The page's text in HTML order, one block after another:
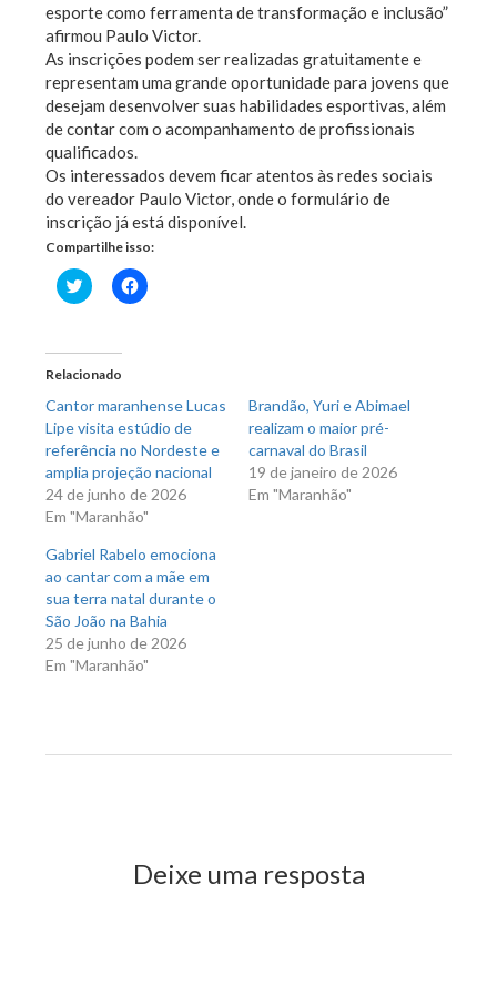
esporte como ferramenta de transformação e inclusão”
afirmou Paulo Victor.
As inscrições podem ser realizadas gratuitamente e
representam uma grande oportunidade para jovens que
desejam desenvolver suas habilidades esportivas, além
de contar com o acompanhamento de profissionais
qualificados.
Os interessados devem ficar atentos às redes sociais
do vereador Paulo Victor, onde o formulário de
inscrição já está disponível.
Compartilhe isso:
Clique
para
em
nova
janela)
Clique
para
Relacionado
Cantor maranhense Lucas
Lipe visita estúdio de
referência no Nordeste e
amplia projeção nacional
24 de junho de 2026
Em "Maranhão"
Brandão, Yuri e Abimael
realizam o maior pré-
carnaval do Brasil
19 de janeiro de 2026
Em "Maranhão"
Gabriel Rabelo emociona
ao cantar com a mãe em
sua terra natal durante o
São João na Bahia
25 de junho de 2026
Em "Maranhão"
Deixe uma resposta